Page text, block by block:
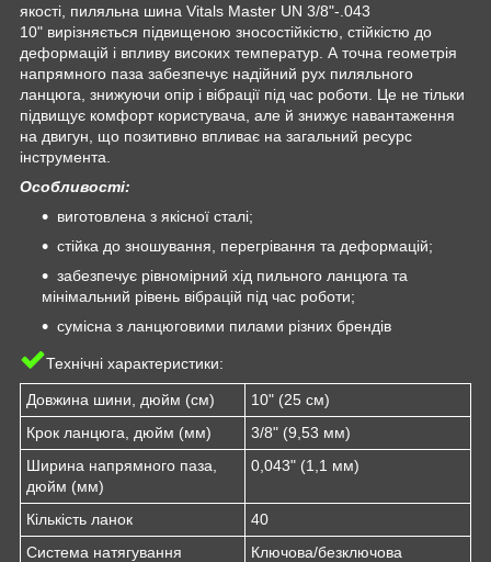
якості, пиляльна шина Vitals Master UN 3/8"-.043
10" вирізняється підвищеною зносостійкістю, стійкістю до
деформацій і впливу високих температур. А точна геометрія
напрямного паза забезпечує надійний рух пиляльного
ланцюга, знижуючи опір і вібрації під час роботи. Це не тільки
підвищує комфорт користувача, але й знижує навантаження
на двигун, що позитивно впливає на загальний ресурс
інструмента.
Особливості:
виготовлена з якісної сталі;
стійка до зношування, перегрівання та деформацій;
забезпечує рівномірний хід пильного ланцюга та
мінімальний рівень вібрацій під час роботи;
сумісна з ланцюговими пилами різних брендів
Технічні характеристики:
Довжина шини, дюйм (см)
10" (25 см)
Крок ланцюга, дюйм (мм)
3/8" (9,53 мм)
Ширина напрямного паза,
дюйм (мм)
0,043" (1,1 мм)
Кількість ланок
40
Система натягування
Ключова/безключова